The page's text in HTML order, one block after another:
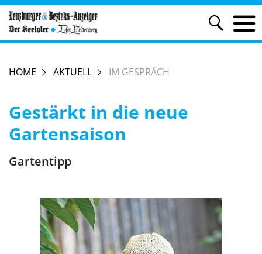
HOME AKTUELL IM GESPRÄCH
Gestärkt in die neue
Gartensaison
Gartentipp